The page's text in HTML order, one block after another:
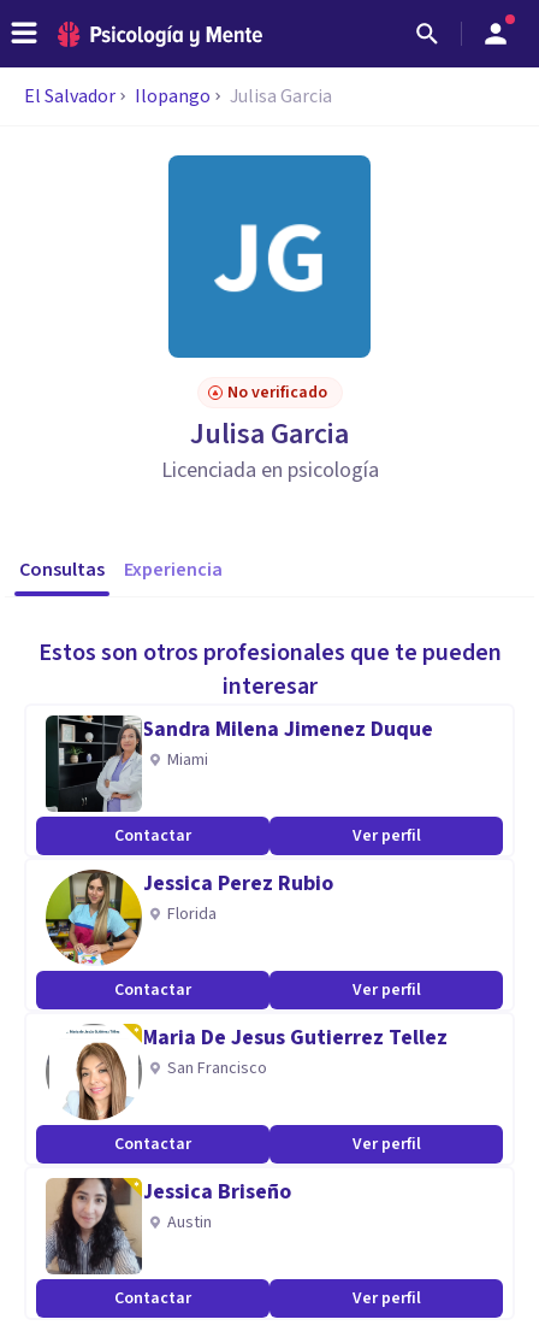
El Salvador Ilopango Julisa Garcia
No verificado
Julisa Garcia
Licenciada en psicología
Consultas Experiencia
Estos son otros profesionales que te pueden
interesar
Sandra Milena Jimenez Duque
Miami
Contactar Ver perfil
Jessica Perez Rubio
Florida
Contactar Ver perfil
Maria De Jesus Gutierrez Tellez
San Francisco
Contactar Ver perfil
Jessica Briseño
Austin
Contactar Ver perfil